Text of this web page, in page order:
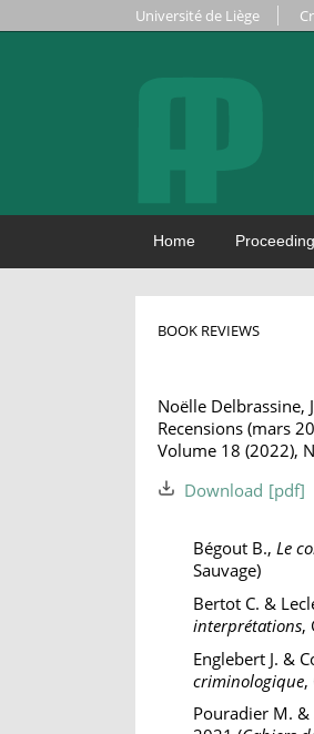
Université de Liège
Home
BOOK REVIEWS
Noëlle Delbrassine,
Recensions (mars
Volume 18 (2022),
Download
Bégout B., Le
Sauvage)
Bertot C. &
interprétations,
Englebert J. &
criminologique,
Pouradier M. &